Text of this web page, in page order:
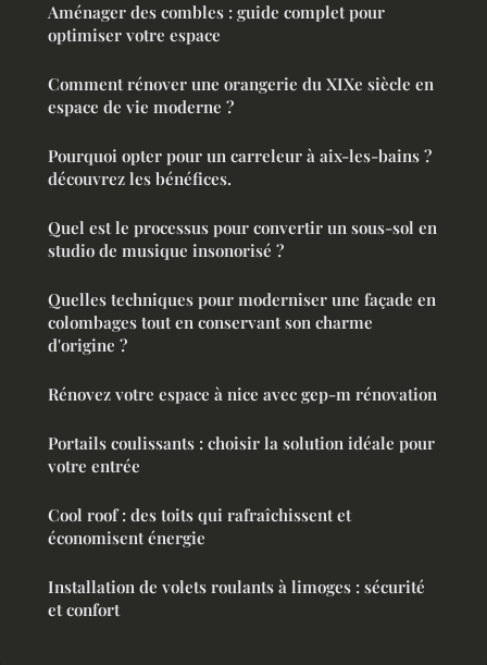
Aménager des combles : guide complet pour
optimiser votre espace
Comment rénover une orangerie du XIXe siècle en
espace de vie moderne ?
Pourquoi opter pour un carreleur à aix-les-bains ?
découvrez les bénéfices.
Quel est le processus pour convertir un sous-sol en
studio de musique insonorisé ?
Quelles techniques pour moderniser une façade en
colombages tout en conservant son charme
d'origine ?
Rénovez votre espace à nice avec gep-m rénovation
Portails coulissants : choisir la solution idéale pour
votre entrée
Cool roof : des toits qui rafraîchissent et
économisent énergie
Installation de volets roulants à limoges : sécurité
et confort